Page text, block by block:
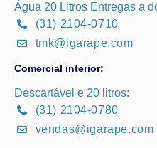
Água 20 Litros Entregas a
(31) 2104-0710
tmk@igarape.com
Comercial interior:
Descartável e 20 litros:
(31) 2104-0780
vendas@igarape.com